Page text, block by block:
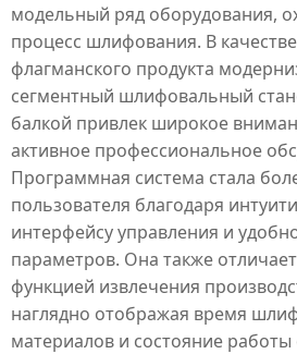
модельный ряд оборудования,
процесс шлифования. В
флагманского продукта
сегментный шлифовальный
балкой привлек широкое
активное профессиональное
Программная система стала
пользователя благодаря
интерфейсу управления и
параметров. Она также
функцией извлечения
наглядно отображая время
материалов и состояние